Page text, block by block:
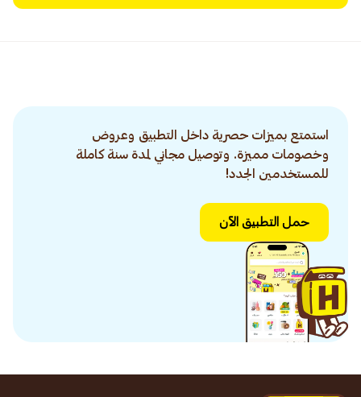
استمتع بميزات حصرية داخل التطبيق وعروض
وخصومات مميزة. وتوصيل مجاني لمدة سنة كاملة
للمستخدمين الجدد!
حمل التطبيق الآن